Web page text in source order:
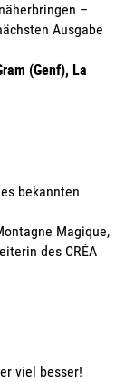
–
Ausgabe
(Genf), La
bekannten
Magique,
des CRÉA
viel besser!